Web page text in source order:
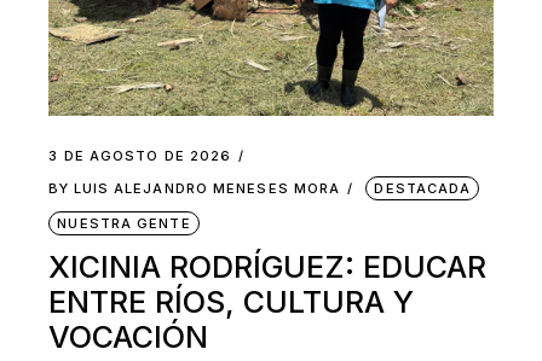
3 DE AGOSTO DE 2026
BY LUIS ALEJANDRO MENESES MORA DESTACADA
NUESTRA GENTE
XICINIA RODRÍGUEZ: EDUCAR
ENTRE RÍOS, CULTURA Y
VOCACIÓN